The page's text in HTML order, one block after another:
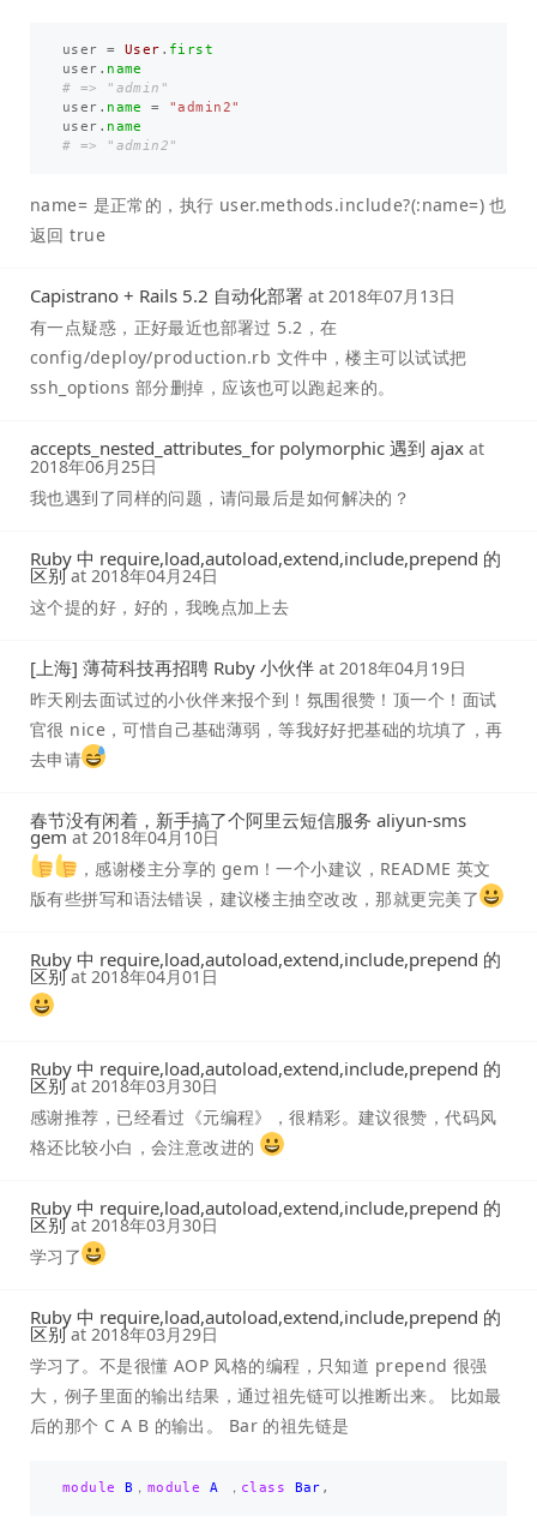
user = User . first
user . name
# => "admin"
user . name =
"admin2"
user . name
# => "admin2"
name= 是正常的，执行 user.methods.include?(:name=) 也
返回 true
Capistrano + Rails 5.2 自动化部署 at 2018年07月13日
有一点疑惑，正好最近也部署过 5.2，在
config/deploy/production.rb 文件中，楼主可以试试把
ssh_options 部分删掉，应该也可以跑起来的。
accepts_nested_attributes_for polymorphic 遇到 ajax at
2018年06月25日
我也遇到了同样的问题，请问最后是如何解决的？
Ruby 中 require,load,autoload,extend,include,prepend 的
区别 at 2018年04月24日
这个提的好，好的，我晚点加上去
[上海] 薄荷科技再招聘 Ruby 小伙伴 at 2018年04月19日
昨天刚去面试过的小伙伴来报个到！氛围很赞！顶一个！面试
官很 nice，可惜自己基础薄弱，等我好好把基础的坑填了，再
去申请
春节没有闲着，新手搞了个阿里云短信服务 aliyun-sms
gem at 2018年04月10日
，感谢楼主分享的 gem！一个小建议，README 英文
版有些拼写和语法错误，建议楼主抽空改改，那就更完美了
Ruby 中 require,load,autoload,extend,include,prepend 的
区别 at 2018年04月01日
Ruby 中 require,load,autoload,extend,include,prepend 的
区别 at 2018年03月30日
感谢推荐，已经看过《元编程》，很精彩。建议很赞，代码风
格还比较小白，会注意改进的
Ruby 中 require,load,autoload,extend,include,prepend 的
区别 at 2018年03月30日
学习了
Ruby 中 require,load,autoload,extend,include,prepend 的
区别 at 2018年03月29日
学习了。不是很懂 AOP 风格的编程，只知道 prepend 很强
大，例子里面的输出结果，通过祖先链可以推断出来。 比如最
后的那个 C A B 的输出。 Bar 的祖先链是
module B ， module A ， class Bar ,